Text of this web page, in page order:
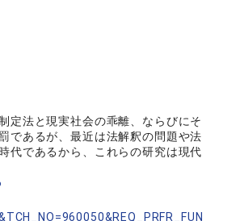
定法と現実社会の乖離、ならびにそ
であるが、最近は法解釈の問題や法
代であるから、これらの研究は現代